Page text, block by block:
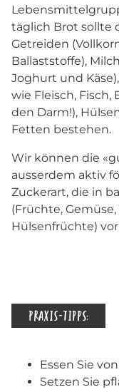
täglich Brot sollte
Getreiden
Ballaststoffe),
Joghurt und
wie Fleisch, Fisch,
den Darm!),
Fetten bestehen.
Wir können die
ausserdem aktiv
Zuckerart, die in
(Früchte,
Hülsenfrüchte)
PRAXIS-TIPPS:
Essen Sie
Setzen Sie